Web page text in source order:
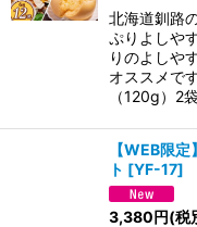
北海道釧路
ぷりよしや
りのよしや
オススメで
（120g）2
【WEB限
ト [YF-17]
3,380円(税